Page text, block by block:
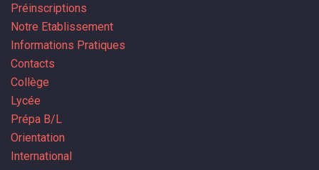
Préinscriptions
Notre Etablissement
Informations Pratiques
Contacts
Collège
Lycée
Prépa B/L
Orientation
International